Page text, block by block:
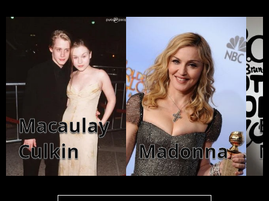
Macaulay
Culkin
Madonna